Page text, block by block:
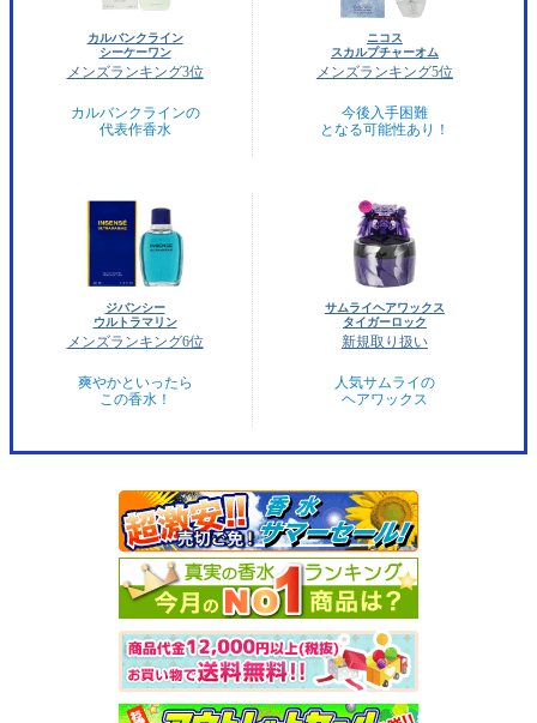
カルバンクライン
シーケーワン
メンズランキング3位
カルバンクラインの
代表作香水
ニコス
スカルプチャーオム
メンズランキング5位
今後入手困難
となる可能性あり！
ジバンシー
ウルトラマリン
メンズランキング6位
爽やかといったら
この香水！
サムライヘアワックス
タイガーロック
新規取り扱い
人気サムライの
ヘアワックス